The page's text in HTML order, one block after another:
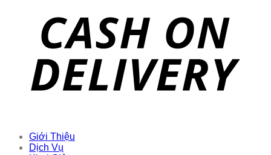
Giới Thiệu
Dịch Vụ